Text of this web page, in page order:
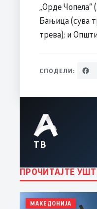
„Орде
Бањица (сува
трева); и
СПОДЕЛИ:
ТВ
ПРОЧИТАЈТЕ
МАКЕДОНИЈА